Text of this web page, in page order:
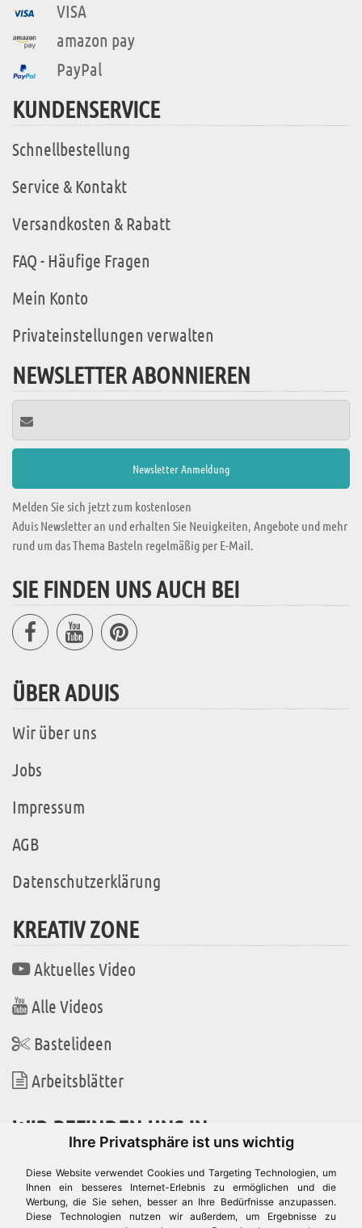
Ihre Privatsphäre ist uns wichtig
Diese Website verwendet Cookies und Targeting Technologien, um
Ihnen ein besseres Internet-Erlebnis zu ermöglichen und die
Werbung, die Sie sehen, besser an Ihre Bedürfnisse anzupassen.
Diese Technologien nutzen wir außerdem, um Ergebnisse zu
VISA
amazon pay
PayPal
KUNDENSERVICE
Schnellbestellung
Service & Kontakt
Versandkosten & Rabatt
FAQ - Häufige Fragen
Mein Konto
Privateinstellungen verwalten
NEWSLETTER ABONNIEREN
Melden Sie sich jetzt zum kostenlosen
Aduis Newsletter an und erhalten Sie Neuigkeiten, Angebote und mehr
rund um das Thema Basteln regelmäßig per E-Mail.
SIE FINDEN UNS AUCH BEI
ÜBER ADUIS
Wir über uns
Jobs
Impressum
AGB
Datenschutzerklärung
KREATIV ZONE
Aktuelles Video
Alle Videos
Bastelideen
Arbeitsblätter
WIR BEFINDEN UNS IN
Es gibt uns auch in